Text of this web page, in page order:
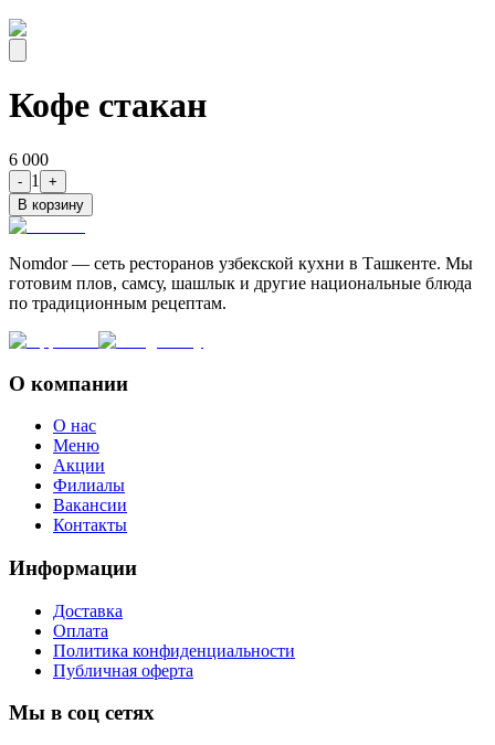
Кофе стакан
6 000
- 1
+
В корзину
Nomdor — сеть ресторанов узбекской кухни в Ташкенте. Мы
готовим плов, самсу, шашлык и другие национальные блюда
по традиционным рецептам.
О компании
О нас
Меню
Акции
Филиалы
Вакансии
Контакты
Информации
Доставка
Оплата
Политика конфиденциальности
Публичная оферта
Мы в соц сетях